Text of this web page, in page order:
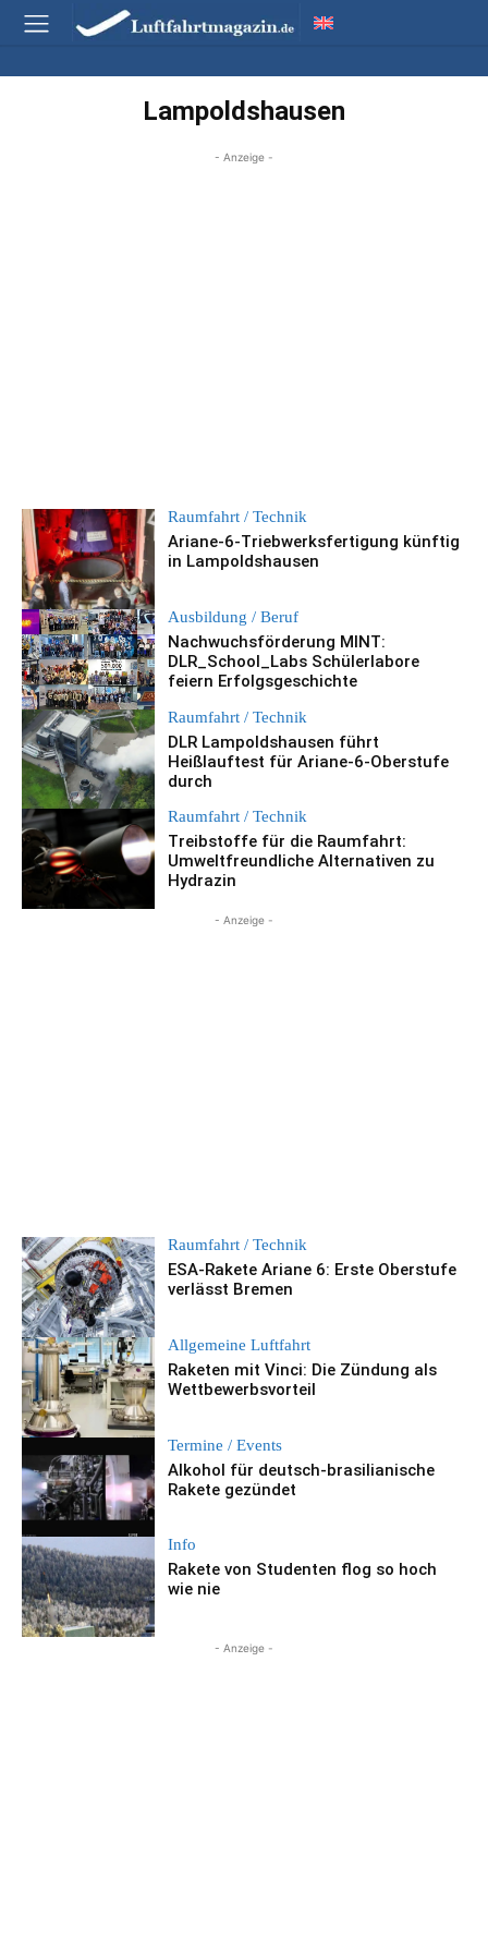
Lampoldshausen
- Anzeige -
Raumfahrt / Technik
Ariane-6-Triebwerksfertigung künftig
in Lampoldshausen
Ausbildung / Beruf
Nachwuchsförderung MINT:
DLR_School_Labs Schülerlabore
feiern Erfolgsgeschichte
Raumfahrt / Technik
DLR Lampoldshausen führt
Heißlauftest für Ariane-6-Oberstufe
durch
Raumfahrt / Technik
Treibstoffe für die Raumfahrt:
Umweltfreundliche Alternativen zu
Hydrazin
- Anzeige -
Raumfahrt / Technik
ESA-Rakete Ariane 6: Erste Oberstufe
verlässt Bremen
Allgemeine Luftfahrt
Raketen mit Vinci: Die Zündung als
Wettbewerbsvorteil
Termine / Events
Alkohol für deutsch-brasilianische
Rakete gezündet
Info
Rakete von Studenten flog so hoch
wie nie
- Anzeige -